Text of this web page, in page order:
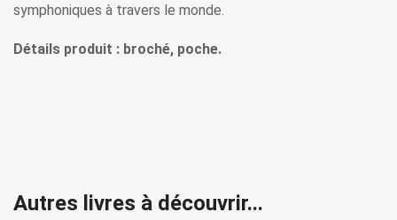
symphoniques à travers le monde.
Détails produit : broché, poche.
Autres livres à découvrir...